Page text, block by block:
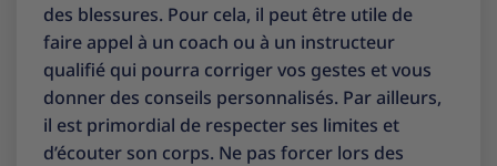
des blessures. Pour cela, il peut être utile de
faire appel à un coach ou à un instructeur
qualifié qui pourra corriger vos gestes et vous
donner des conseils personnalisés. Par ailleurs,
il est primordial de respecter ses limites et
d’écouter son corps. Ne pas forcer lors des